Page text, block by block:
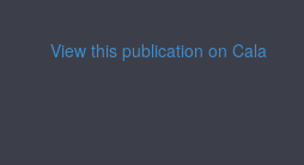
View this publication on Calaméo